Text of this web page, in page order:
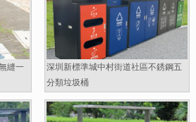
縫一
深圳新標準城中村街道社區不銹鋼五
分類垃圾桶